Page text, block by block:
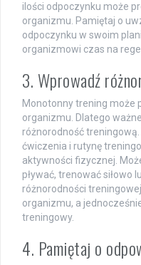
ilości odpoczynku może
organizmu. Pamiętaj o
odpoczynku w swoim
organizmowi czas na
3. Wprowadź
Monotonny trening może
organizmu. Dlatego
różnorodność
ćwiczenia i rutynę
aktywności fizycznej.
pływać, trenować siłowo
różnorodności
organizmu, a
treningowy.
4. Pamiętaj o